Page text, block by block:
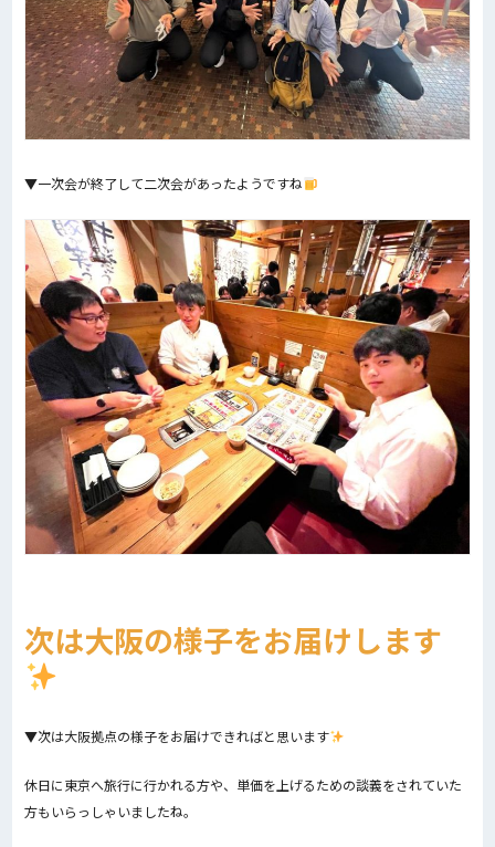
▼一次会が終了して二次会があったようですね
次は大阪の様子をお届けします
▼次は大阪拠点の様子をお届けできればと思います
休日に東京へ旅行に行かれる方や、単価を上げるための談義をされていた
方もいらっしゃいましたね。